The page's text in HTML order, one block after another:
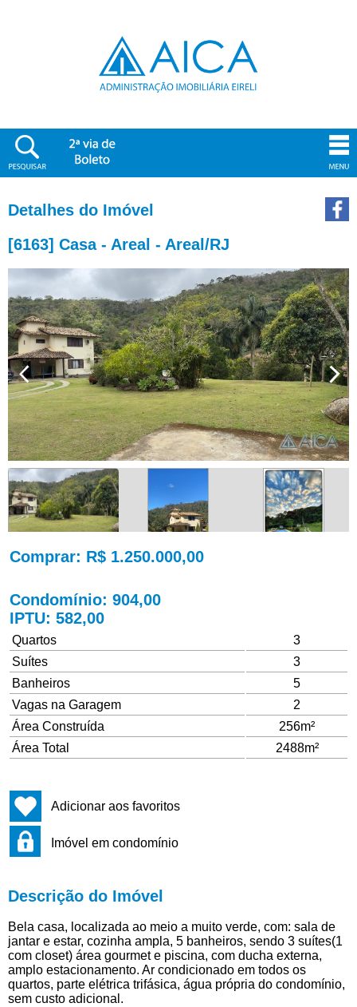
Detalhes do Imóvel
[6163] Casa - Areal - Areal/RJ
Comprar: R$ 1.250.000,00
Condomínio: 904,00
IPTU: 582,00
Quartos
3
Suítes
3
Banheiros
5
Vagas na Garagem
2
Área Construída
256m²
Área Total
2488m²
Adicionar aos favoritos
Imóvel em condomínio
Descrição do Imóvel
Bela casa, localizada ao meio a muito verde, com: sala de
jantar e estar, cozinha ampla, 5 banheiros, sendo 3 suítes(1
com closet) área gourmet e piscina, com ducha externa,
amplo estacionamento. Ar condicionado em todos os
quartos, parte elétrica trifásica, água própria do condomínio,
sem custo adicional.